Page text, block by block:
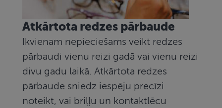
Atkārtota redzes pārbaude
Ikvienam nepieciešams veikt redzes
pārbaudi vienu reizi gadā vai vienu reizi
divu gadu laikā. Atkārtota redzes
pārbaude sniedz iespēju precīzi
noteikt, vai briļļu un kontaktlēcu